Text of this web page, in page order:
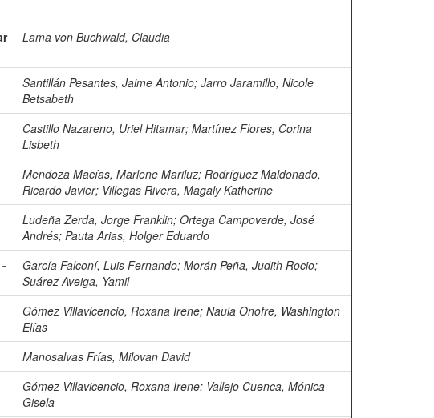
Lama von Buchwald, Claudia
Santillán Pesantes, Jaime Antonio; Jarro Jaramillo, Nicole
Betsabeth
Castillo Nazareno, Uriel Hitamar; Martínez Flores, Corina
Lisbeth
Mendoza Macías, Marlene Mariluz; Rodríguez Maldonado,
Ricardo Javier; Villegas Rivera, Magaly Katherine
Ludeña Zerda, Jorge Franklin; Ortega Campoverde, José
Andrés; Pauta Arias, Holger Eduardo
García Falconí, Luis Fernando; Morán Peña, Judith Rocio;
Suárez Aveiga, Yamil
Gómez Villavicencio, Roxana Irene; Naula Onofre, Washington
Elías
Manosalvas Frías, Milovan David
Gómez Villavicencio, Roxana Irene; Vallejo Cuenca, Mónica
Gisela